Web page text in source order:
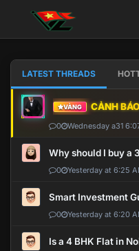
LATEST THREADS
VÀNG CẢNH
0 Wednesday a31
Why should I buy a
0 Yesterday at 6:25
Smart Investment
0 Yesterday at 6:20
Is a 4 BHK Flat in